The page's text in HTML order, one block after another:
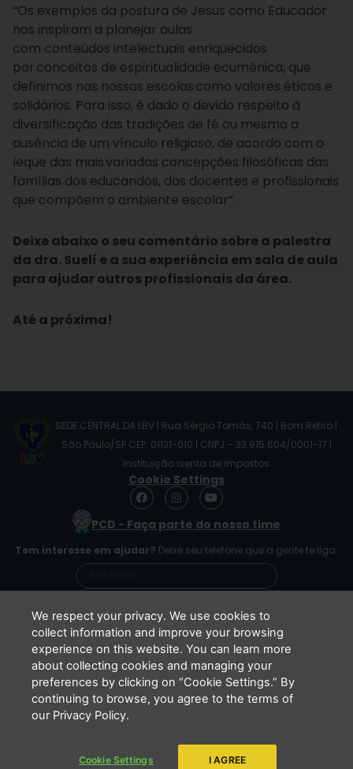
“Os exemplos da postura de Jesus como Educador
nos inspiram a planejar aulas
com conteúdos intelectuais enriquecidos
por conceitos de espiritualidade ecumênica, que
definimos nas nossas escolas como valores éticos e
solidários. Para isso, é dado o devido respeito à
diversificação das tradições de fé ou mesmo a
ausência de um vínculo religioso, de acordo com o
leque das mais variadas concepções filosóficas das
famílias dos educandos, dos docentes e profissionais
que compõem o ambiente escolar”.
Deixe abaixo o seu comentário sobre a palestra
da dra. Suelí e a sua experiência em sala de aula
para ajudar outros profissionais da área.
Até a próxima!
SEDE CENTRAL DA LBV | Rua Sérgio Tomás, 740 | Bom Retiro |
São Paulo/SP CEP: 01131-010 | CNPJ – 33.915.604/0001-17 |
Instituição isenta de impostos
Cookie Settings
F
a
e
o
o
I
n
s
t
g
r
m
Y
o
t
b
e
PCD - Faça parte do nosso time
Tem interesse em ajudar? Deixe seu telefone que a gente te liga.
Li e concordo que minhas informações serão
tratadas de acordo com oAviso de Privacidade
da LBV
ENVIAR
Copyright 2026 - LBV - Legião da Boa Vontade. Todos os direitos
We respect your privacy. We use cookies to
collect information and improve your browsing
experience on this website. You can learn more
about collecting cookies and managing your
preferences by clicking on “Cookie Settings.” By
continuing to browse, you agree to the terms of
our Privacy Policy.
Cookie Settings I AGREE